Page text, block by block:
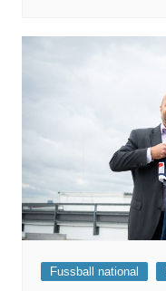
Fussball national